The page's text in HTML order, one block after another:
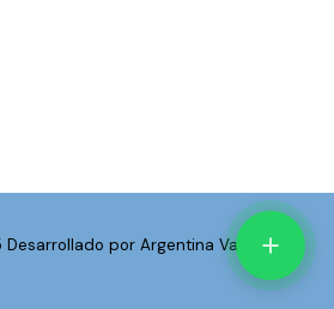
por Argentina Vapea